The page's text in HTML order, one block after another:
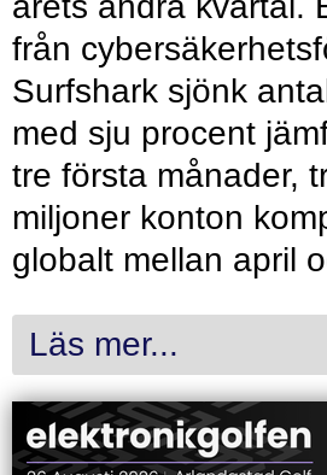
från
Surfshark sjönk
med sju procent
tre första månader,
miljoner konton
globalt mellan april
Läs mer...